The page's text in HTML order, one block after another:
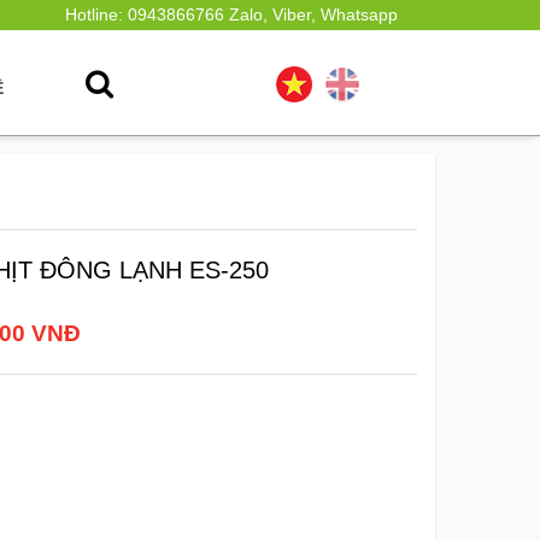
Hotline: 0943866766 Zalo, Viber, Whatsapp
ĐÔNG LẠNH ES-250
VNĐ